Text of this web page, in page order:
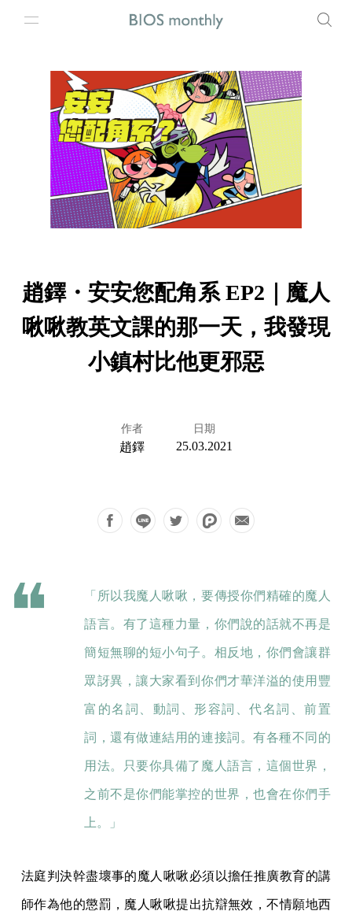
趙鐸・安安您配角系 EP2｜魔人
啾啾教英文課的那一天，我發現
小鎮村比他更邪惡
作者
趙鐸
日期
25.03.2021
「所以我魔人啾啾，要傳授你們精確的魔人
語言。有了這種力量，你們說的話就不再是
簡短無聊的短小句子。相反地，你們會讓群
眾訝異，讓大家看到你們才華洋溢的使用豐
富的名詞、動詞、形容詞、代名詞、前置
詞，還有做連結用的連接詞。有各種不同的
用法。只要你具備了魔人語言，這個世界，
之前不是你們能掌控的世界，也會在你們手
上。」
法庭判決幹盡壞事的魔人啾啾必須以擔任推廣教育的講
師作為他的懲罰，魔人啾啾提出抗辯無效，不情願地西